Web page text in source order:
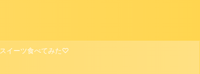
スイーツ食べてみた♡